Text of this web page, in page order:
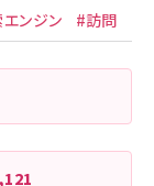
ンジン #訪問